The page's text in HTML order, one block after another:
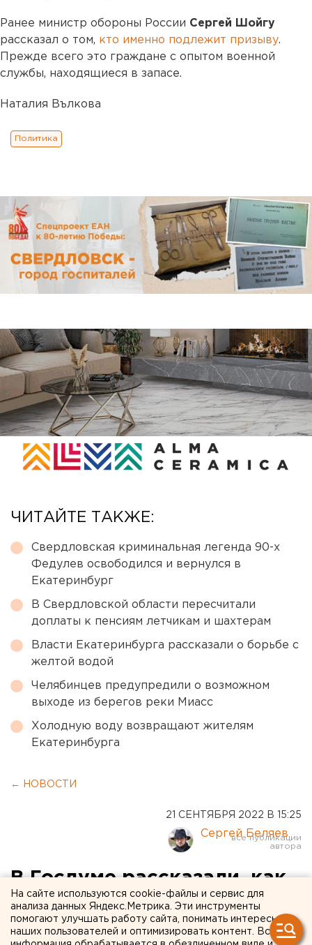
Ранее министр обороны России Сергей Шойгу
рассказал о том, кто именно подлежит призыву.
Прежде всего это граждане с опытом военной
службы, находящиеся в запасе.
Наталия Вълкова
Политика
ЧИТАЙТЕ ТАКЖЕ:
Свердловская криминальная легенда 90-х
Федулев освободился и вернулся в
Екатеринбург
В Свердловской области пересчитали
доплаты к пенсиям летчикам и шахтерам
Власти Екатеринбурга рассказали о борьбе с
желтой водой
Челябинцев предупредили о возможном
выходе из берегов реки Миасс
Холодную воду возвращают жителям
Екатеринбурга
← НОВОСТИ
21 СЕНТЯБРЯ 2022 В 15:25
Сергей Беляев
В Госдуме рассказали, как
мобилизованные граждане
будут платить за ипотеку
На сайте используются cookie-файлы и сервис для
анализа данных Яндекс.Метрика. Эти инструменты
помогают улучшать работу сайта, понимать интересы
наших пользователей и оптимизировать контент. Вся